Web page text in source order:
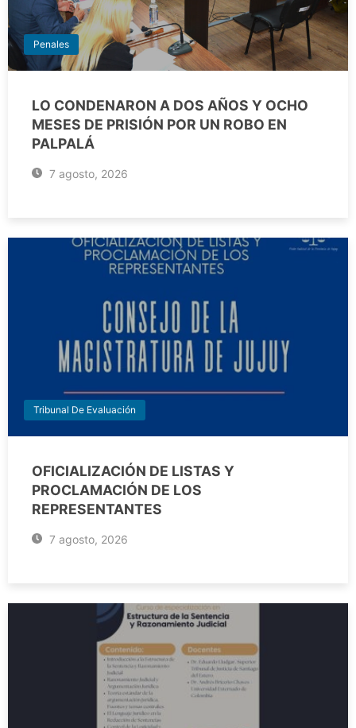
Penales
LO CONDENARON A DOS AÑOS Y OCHO
MESES DE PRISIÓN POR UN ROBO EN
PALPALÁ
7 agosto, 2026
Tribunal De Evaluación
OFICIALIZACIÓN DE LISTAS Y
PROCLAMACIÓN DE LOS
REPRESENTANTES
7 agosto, 2026